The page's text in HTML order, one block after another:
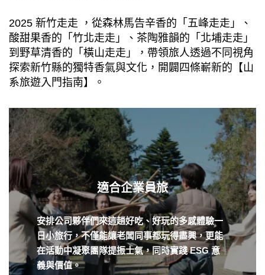
2025 新竹走走 ，從森林馬告辛香的「五峰走走」、
酸甜果香的「竹北走走」、茶陶雅韻的「北埔走走」
到野草清香的「橫山走走」，帶領旅人透過不同視角
探索新竹縣的獨特香氣與文化，開闢四條嶄新的【山
系旅遊入門指南】。
適合企業員旅
安排公司夥伴們來這趟好吃、好玩的多感體驗一
日小旅行，不僅能讓老闆同事都玩得盡興，更能
在活動中凝聚團隊提振士氣，同時實踐 ESG 意
義與價值。